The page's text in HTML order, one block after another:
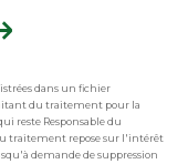
dans un fichier
du traitement pour la
reste Responsable du
traitement repose sur l'intérêt
demande de suppression